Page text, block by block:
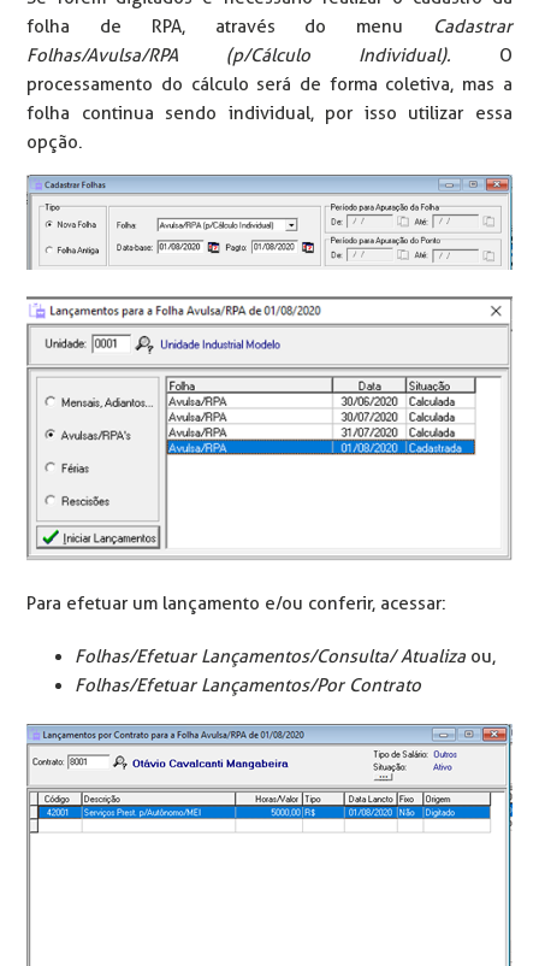
folha de RPA, através do menu
Cadastrar
Folhas/Avulsa/RPA (p/Cálculo Individual). O
processamento do cálculo será de forma coletiva, mas a
folha continua sendo individual, por isso utilizar essa
opção.
Para efetuar um lançamento e/ou conferir, acessar:
Folhas/Efetuar Lançamentos/Consulta/ Atualiza ou,
Folhas/Efetuar Lançamentos/Por Contrato